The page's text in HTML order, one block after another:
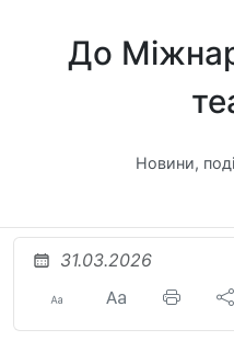
До
Новини,
31.03.2026